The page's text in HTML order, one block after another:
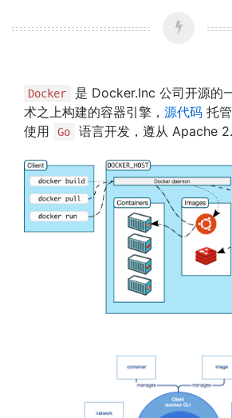
Docker 是 Docker.Inc 公司开源的
术之上构建的容器引擎， 源代码 托
使用
Go 语言开发，遵从 Apache